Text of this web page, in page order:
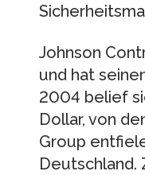
Johnson
und hat
2004 belief
Dollar, von
Group